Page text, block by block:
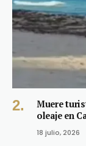
Muere
oleaje en
18 julio, 2026